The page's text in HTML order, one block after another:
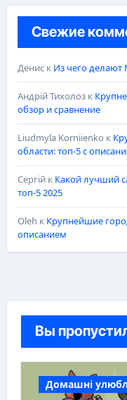
Свежие
Дениск Из чего делают
Андрій Тихолозк
обзор и сравнение
Liudmyla Korniienko к
области: топ-5 с
Сергійк Какой лучший
топ-5 2025
Oleh к Крупнейшие
описанием
Вы
Домашні